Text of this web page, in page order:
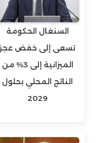
السنغال الحكومة
تسعى إلى خفض عجز
الميزانية إلى 3% من
الناتج المحلي بحلول
2029